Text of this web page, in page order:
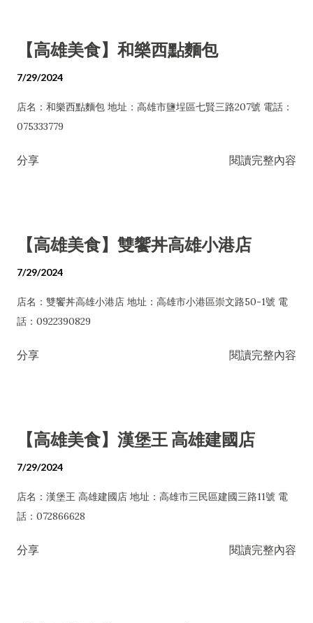
【高雄美食】和樂西點麵包
7/29/2024
店名：和樂西點麵包 地址：高雄市鹽埕區七賢三路207號 電話：
075333779
分享 閱讀完整內容
【高雄美食】雙饗丼高雄小港店
7/29/2024
店名：雙饗丼高雄小港店 地址：高雄市小港區崇文路50-1號 電
話：0922390829
分享 閱讀完整內容
【高雄美食】漢堡王 高雄建國店
7/29/2024
店名：漢堡王 高雄建國店 地址：高雄市三民區建國三路11號 電
話：072866628
分享 閱讀完整內容